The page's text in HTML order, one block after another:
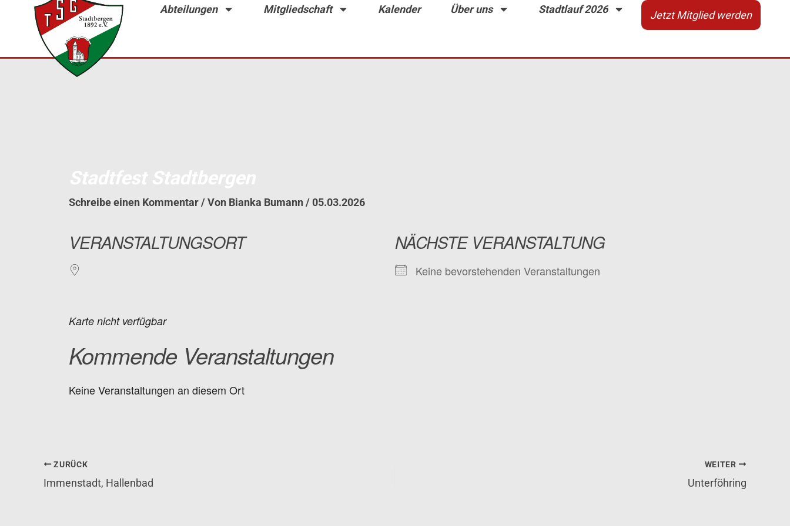
Abteilungen Mitgliedschaft Kalender Über uns Stadtlauf 2026 Jetzt Mitglied werden
Schreibe einen Kommentar/ Von Bianka Bumann/05.03.2026
VERANSTALTUNGSORT NÄCHSTE VERANSTALTUNG
Keine bevorstehenden Veranstaltungen
Karte nicht verfügbar
Kommende Veranstaltungen
Keine Veranstaltungen an diesem Ort
ZURÜCK
Immenstadt, Hallenbad
WEITER
Unterföhring